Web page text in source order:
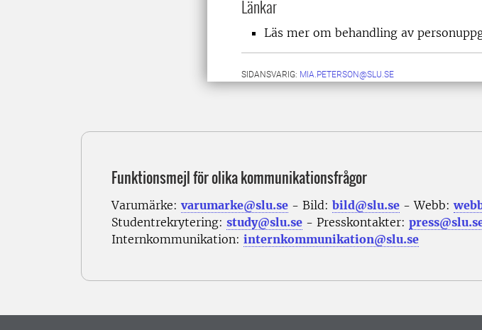
Länkar
Läs mer om behandling av
SIDANSVARIG: MIA.PETERSON@SLU.SE
Funktionsmejl för olika kommunikationsfrågor
Varumärke: varumarke@slu.se - Bild: bild@slu.se - Webb:
Studentrekrytering: study@slu.se - Presskontakter:
Internkommunikation: internkommunikation@slu.se